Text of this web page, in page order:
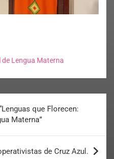
Lengua Materna
que Florecen:
Materna”
de Cruz Azul.